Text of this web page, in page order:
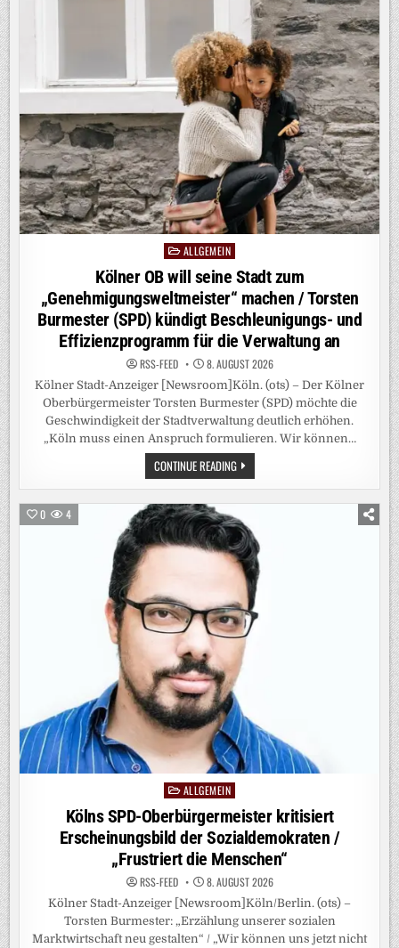
DER
EINGLIEDERUNGSHILFE
TORSTEN
BURMESTER
(SPD):
VERWALTUNG
MUSS
VERSTÄNDNIS
FÜR
SPARANSTRENGUNGEN
AUFBRINGEN
PostedALLGEMEIN
Kölner OB will seine Stadt zum
„Genehmigungsweltmeister“ machen / Torsten
Burmester (SPD) kündigt Beschleunigungs- und
Effizienzprogramm für die Verwaltung an
RSS-FEED 8. AUGUST 2026
Kölner Stadt-Anzeiger [Newsroom]Köln. (ots) – Der Kölner
Oberbürgermeister Torsten Burmester (SPD) möchte die
Geschwindigkeit der Stadtverwaltung deutlich erhöhen.
„Köln muss einen Anspruch formulieren. Wir können…
CONTINUE READINGKÖLNER
OB
WILL
SEINE
ZUM
„GENEHMIGUNGSWELTMEISTER“
MACHEN
/
TORSTEN
BURMESTER
(SPD)
KÜNDIGT
BESCHLEUNIGUNGS-
UND
EFFIZIENZPROGRAMM
FÜR
DIE
VERWALTUNG
AN
0 4
PostedALLGEMEIN
Kölns SPD-Oberbürgermeister kritisiert
Erscheinungsbild der Sozialdemokraten /
„Frustriert die Menschen“
RSS-FEED 8. AUGUST 2026
Kölner Stadt-Anzeiger [Newsroom]Köln/Berlin. (ots) –
Torsten Burmester: „Erzählung unserer sozialen
Marktwirtschaft neu gestalten“ / „Wir können uns jetzt nicht